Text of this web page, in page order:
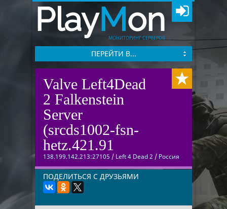
PlayMon
МОНИТОРИНГ СЕРВЕРОВ
ПЕРЕЙТИ В...
Valve Left4Dead
2 Falkenstein
Server
(srcds1002-fsn-
hetz.421.91
138.199.142.213:27105 / Left 4 Dead 2 / Россия
ПОДЕЛИТЬСЯ С ДРУЗЬЯМИ